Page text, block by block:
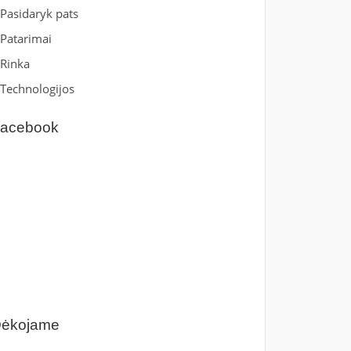
Pasidaryk pats
Patarimai
Rinka
Technologijos